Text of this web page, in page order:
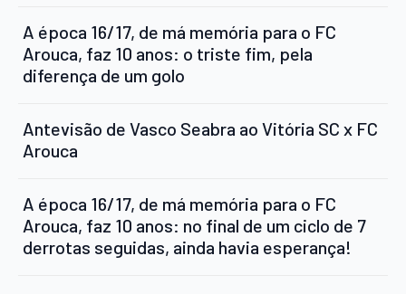
A época 16/17, de má memória para o FC
Arouca, faz 10 anos: o triste fim, pela
diferença de um golo
Antevisão de Vasco Seabra ao Vitória SC x FC
Arouca
A época 16/17, de má memória para o FC
Arouca, faz 10 anos: no final de um ciclo de 7
derrotas seguidas, ainda havia esperança!